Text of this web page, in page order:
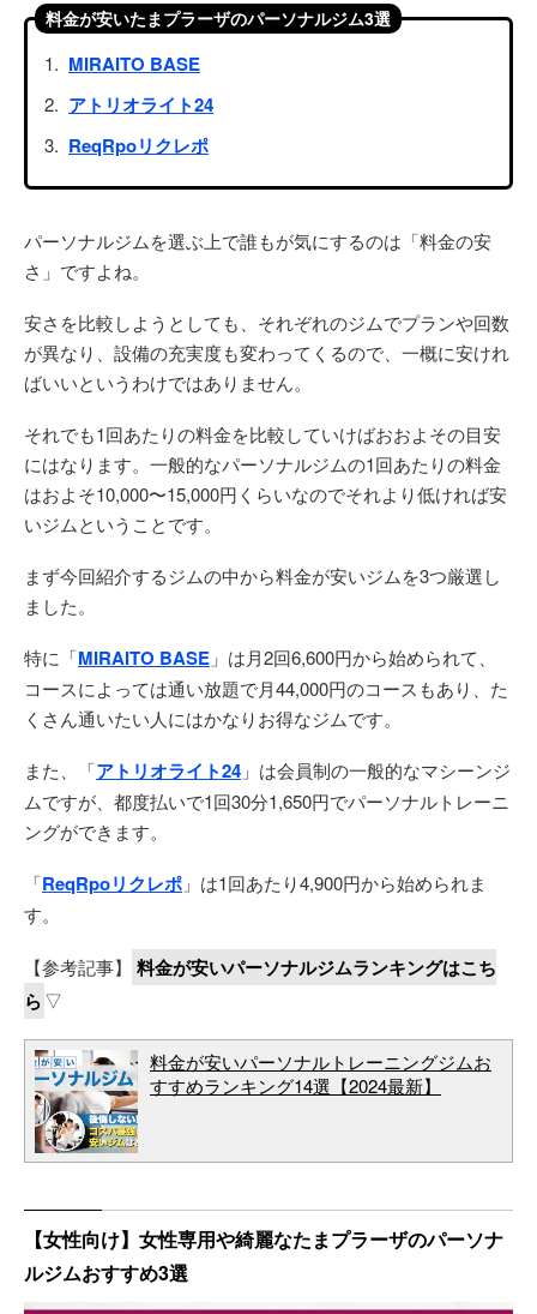
料金が安いたまプラーザのパーソナルジム3選
MIRAITO BASE
アトリオライト24
ReqRpoリクレポ
パーソナルジムを選ぶ上で誰もが気にするのは「料金の安
さ」ですよね。
安さを比較しようとしても、それぞれのジムでプランや回数
が異なり、設備の充実度も変わってくるので、一概に安けれ
ばいいというわけではありません。
それでも1回あたりの料金を比較していけばおおよその目安
にはなります。一般的なパーソナルジムの1回あたりの料金
はおよそ10,000〜15,000円くらいなのでそれより低ければ安
いジムということです。
まず今回紹介するジムの中から料金が安いジムを3つ厳選し
ました。
特に「MIRAITO BASE 」は月2回6,600円から始められて、
コースによっては通い放題で月44,000円のコースもあり、た
くさん通いたい人にはかなりお得なジムです。
また、「アトリオライト24 」は会員制の一般的なマシーンジ
ムですが、都度払いで1回30分1,650円でパーソナルトレーニ
ングができます。
「ReqRpoリクレポ 」は1回あたり4,900円から始められま
す。
【参考記事】
料金が安いパーソナルジムランキングはこち
ら▽
料金が安いパーソナルトレーニングジムお
すすめランキング14選【2024最新】
【女性向け】女性専用や綺麗なたまプラーザのパーソナ
ルジムおすすめ3選